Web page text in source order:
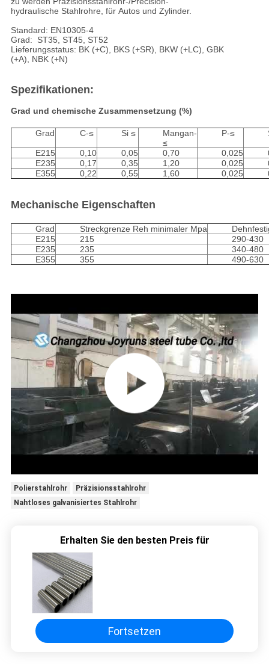
hydraulische Stahlrohre, für Autos und Zylinder.
Standard: EN10305-4
Grad: ST35, ST45, ST52
Lieferungsstatus: BK (+C), BKS (+SR), BKW (+LC), GBK
(+A), NBK (+N)
Spezifikationen:
Grad und chemische Zusammensetzung (%)
Grad C-≤ Si ≤
Mangan-
≤
P-≤
E215 0,10 0,05 0,70 0,025
E235
0,17 0,35 1,20 0,025
E355
0,22 0,55 1,60 0,025
Mechanische Eigenschaften
Grad Streckgrenze Reh minimaler Mpa
E215
215
290-430
E235
235
340-480
E355
355 490-630
Polierstahlrohr
Präzisionsstahlrohr
Nahtloses galvanisiertes Stahlrohr
Erhalten Sie den besten Preis für
Fortsetzen